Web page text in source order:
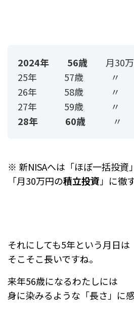
2024年 56歳 月30万
25年 57歳 〃
26年 58歳 〃
27年 59歳 〃
28年 60歳 〃
※ 新NISAへは「ほぼ一括投資
「月30万円の積立投資 」に徹
それにしても5年という月日は
そこそこ長いですね。
来年56歳になるわたしには
身に染みるような「長さ」に感